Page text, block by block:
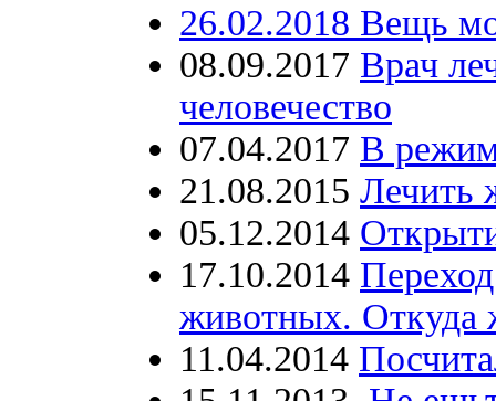
26.02.2018 Вещь
08.09.2017 Врач
человечество
07.04.2017 В
21.08.2015 Лечить
05.12.2014
17.10.2014
животных. Откуда
11.04.2014